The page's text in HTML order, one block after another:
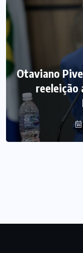
Otaviano
reeleição